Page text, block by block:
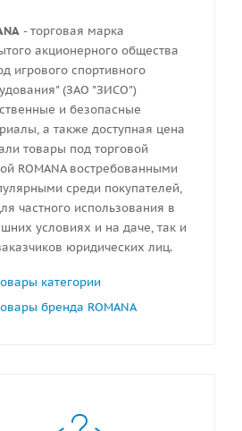
- торговая марка
акционерного общества
игрового спортивного
(ЗАО "ЗИСО")
и безопасные
а также доступная цена
товары под торговой
ROMANA востребованными
среди покупателей,
частного использования в
условиях и на даче, так и
юридических лиц.
категории
бренда ROMANA